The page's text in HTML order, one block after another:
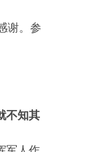
谢。参
不知其